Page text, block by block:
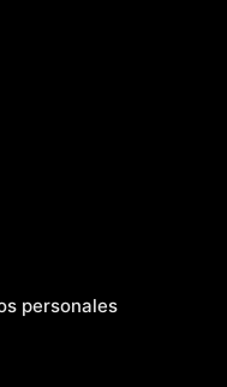
personales